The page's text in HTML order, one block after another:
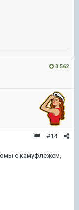
3 562
#14
с камуфлежем,